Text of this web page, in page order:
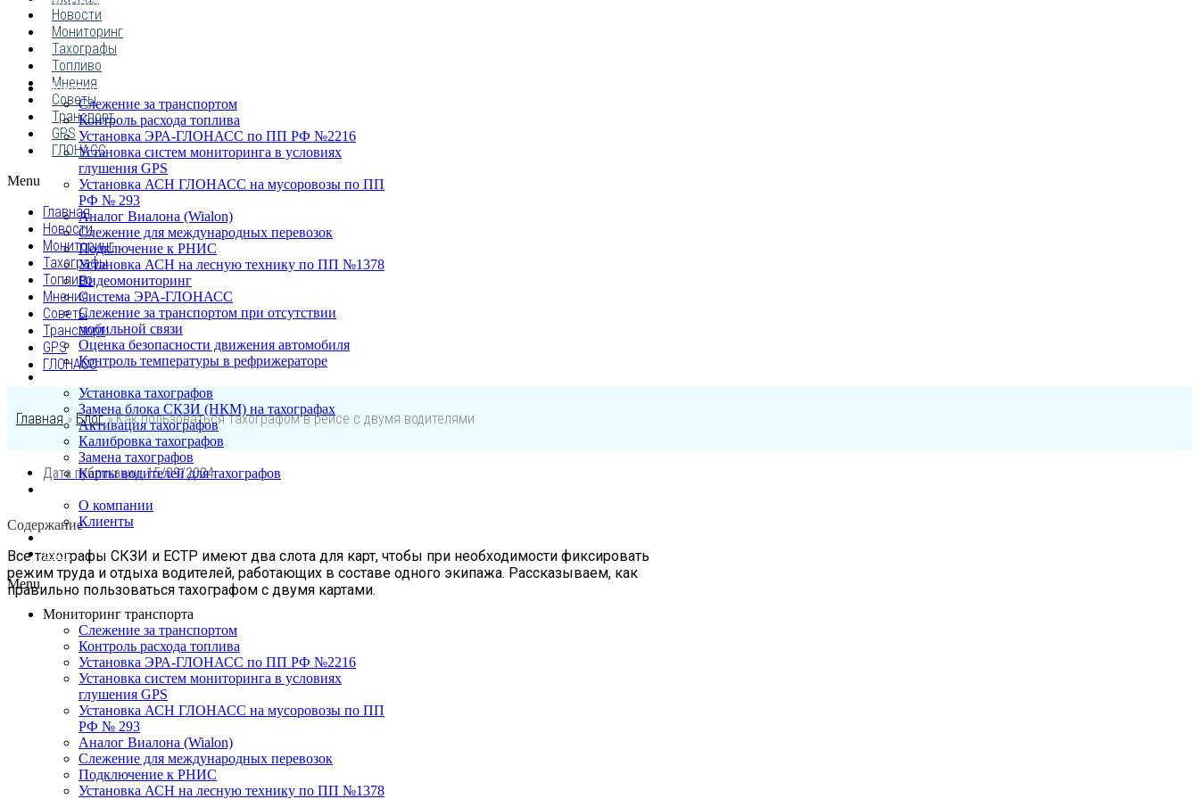
Мониторинг транспорта
Слежение за транспортом
Контроль расхода топлива
Установка ЭРА-ГЛОНАСС по ПП РФ №2216
Установка систем мониторинга в условиях
глушения GPS
Установка АСН ГЛОНАСС на мусоровозы по ПП
РФ № 293
Аналог Виалона (Wialon)
Слежение для международных перевозок
Подключение к РНИС
Установка АСН на лесную технику по ПП №1378
Видеомониторинг
Система ЭРА-ГЛОНАСС
Слежение за транспортом при отсутствии
мобильной связи
Оценка безопасности движения автомобиля
Контроль температуры в рефрижераторе
Установка тахографов
Замена блока СКЗИ (НКМ) на тахографах
Активация тахографов
Калибровка тахографов
Замена тахографов
Карты водителей для тахографов
О компании
Клиенты
Блог
Menu
Мониторинг транспорта
Слежение за транспортом
Контроль расхода топлива
Установка ЭРА-ГЛОНАСС по ПП РФ №2216
Установка систем мониторинга в условиях
глушения GPS
Установка АСН ГЛОНАСС на мусоровозы по ПП
РФ № 293
Аналог Виалона (Wialon)
Слежение для международных перевозок
Подключение к РНИС
Установка АСН на лесную технику по ПП №1378
Новости
Мониторинг
Тахографы
Топливо
Мнения
Советы
Транспорт
GPS
ГЛОНАСС
Menu
Главная
Новости
Мониторинг
Тахографы
Топливо
Мнения
Советы
Транспорт
GPS
ГЛОНАСС
Главная» Блог»Как пользоваться тахографом в рейсе с двумя водителями
Дата публикации:15/09/2024
Содержание
Все тахографы СКЗИ и ЕСТР имеют два слота для карт, чтобы при необходимости фиксировать
режим труда и отдыха водителей, работающих в составе одного экипажа. Рассказываем, как
правильно пользоваться тахографом с двумя картами.